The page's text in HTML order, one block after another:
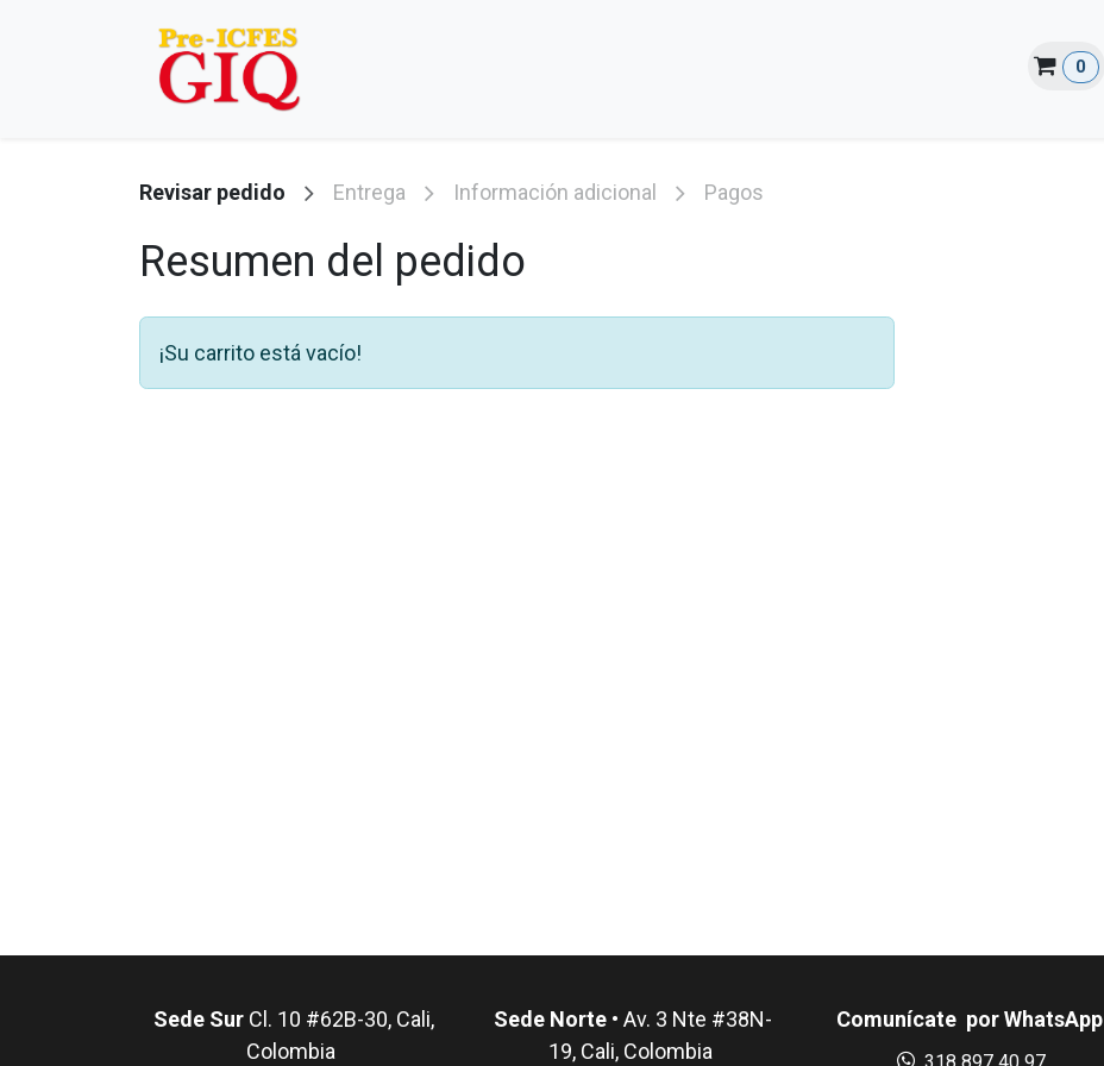
0
Revisar pedido Entrega Información adicional Pagos
Resumen del pedido
¡Su carrito está vacío!
Sede Sur Cl. 10 #62B-30, Cali,
Colombia
Sede Norte• Av. 3 Nte #38N-
19, Cali, Colombia
Comunícate por WhatsApp